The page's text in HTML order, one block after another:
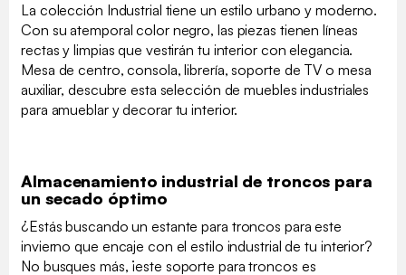
La colección Industrial tiene un estilo urbano y moderno.
Con su atemporal color negro, las piezas tienen líneas
rectas y limpias que vestirán tu interior con elegancia.
Mesa de centro, consola, librería, soporte de TV o mesa
auxiliar, descubre esta selección de muebles industriales
para amueblar y decorar tu interior.
Almacenamiento industrial de troncos para
un secado óptimo
¿Estás buscando un estante para troncos para este
invierno que encaje con el estilo industrial de tu interior?
No busques más, ¡este soporte para troncos es